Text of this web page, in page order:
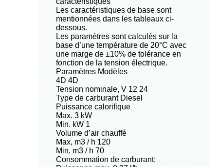
Les caractéristiques de base sont
mentionnées dans les tableaux ci-
dessous.
Les paramètres sont calculés sur la
base d’une température de 20°C avec
une marge de ±10% de tolérance en
fonction de la tension électrique.
Paramètres Modèles
4D 4D
Tension nominale, V 12 24
Type de carburant Diesel
Puissance calorifique
Max. 3 kW
Min. kW 1
Volume d’air chauffé
Max, m3 / h 120
Min, m3 / h 70
Consommation de carburant: